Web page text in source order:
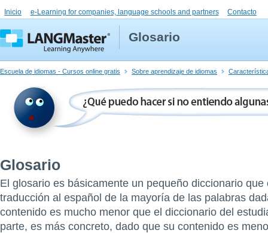
Inicio e-Learning for companies, language schools and partners Contacto
Glosario
Escuela de idiomas - Cursos online gratis Sobre aprendizaje de idiomas
Glosario
El glosario es básicamente un pequeño diccionario que
traducción al español de la mayoría de las palabras
contenido es mucho menor que el diccionario del
parte, es más concreto, dado que su contenido es